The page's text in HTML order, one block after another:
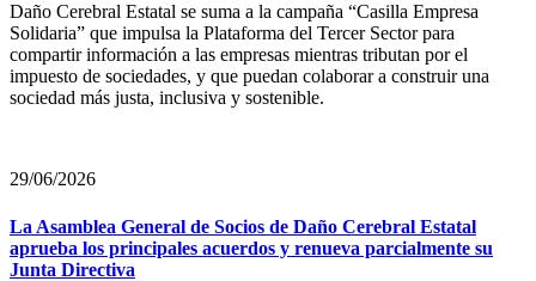
Daño Cerebral Estatal se suma a la campaña “Casilla Empresa
Solidaria” que impulsa la Plataforma del Tercer Sector para
compartir información a las empresas mientras tributan por el
impuesto de sociedades, y que puedan colaborar a construir una
sociedad más justa, inclusiva y sostenible.
29/06/2026
La Asamblea General de Socios de Daño Cerebral Estatal
aprueba los principales acuerdos y renueva parcialmente su
Junta Directiva